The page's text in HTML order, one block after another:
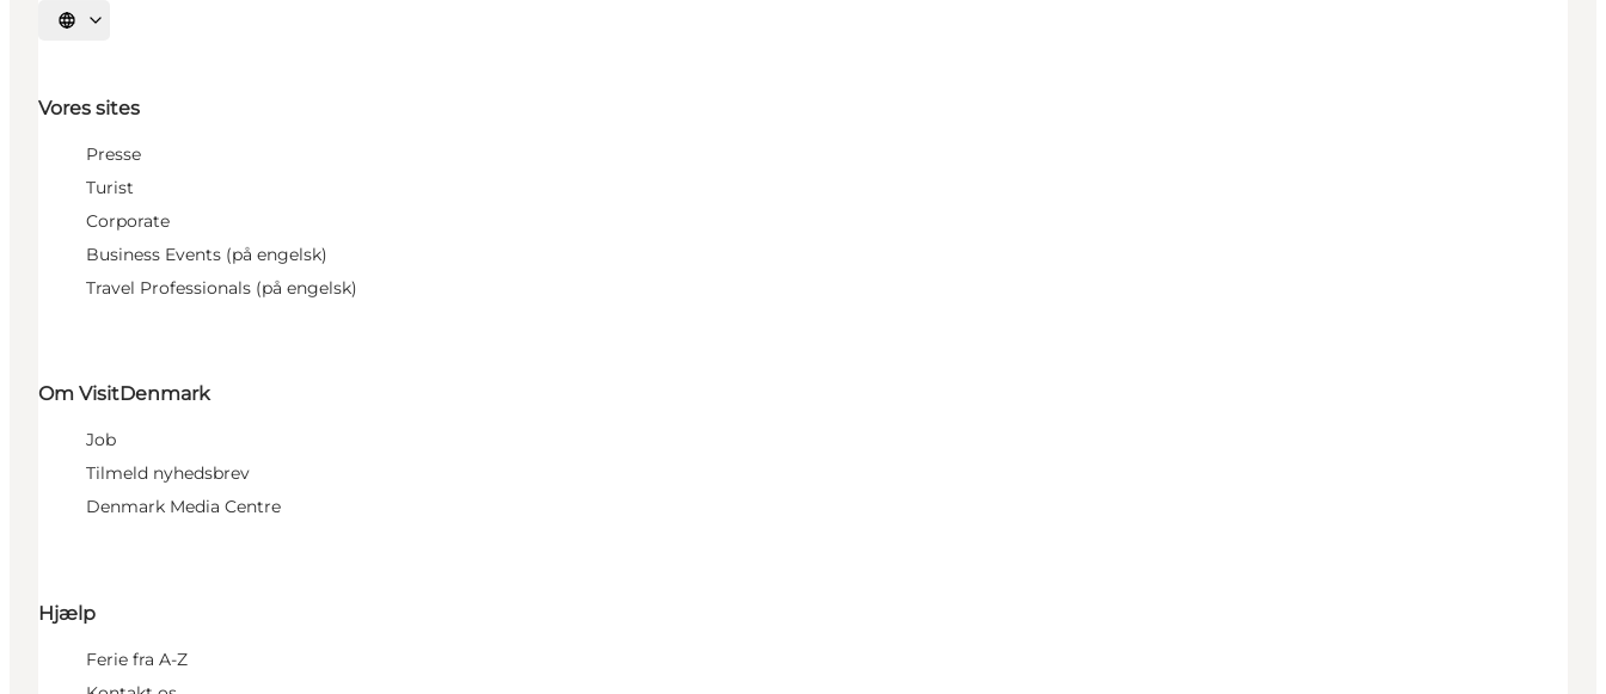
Vælg sprog
Vores sites
Presse
Turist
Corporate
Business Events (på engelsk)
Travel Professionals (på engelsk)
Om VisitDenmark
Job
Tilmeld nyhedsbrev
Denmark Media Centre
Hjælp
Ferie fra A-Z